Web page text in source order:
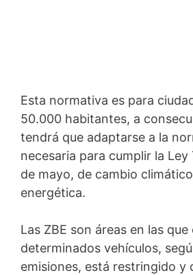
Esta normativa es para
50.000 habitantes, a
tendrá que adaptarse a la
necesaria para cumplir la Ley
de mayo, de cambio
energética.
Las ZBE son áreas en las que
determinados vehículos,
emisiones, está restringido y